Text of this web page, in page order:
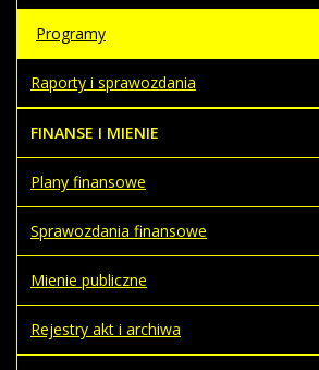
Programy
Raporty i sprawozdania
FINANSE I MIENIE
Plany finansowe
Sprawozdania finansowe
Mienie publiczne
Rejestry akt i archiwa